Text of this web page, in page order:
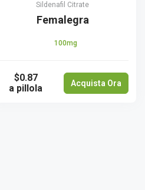
Sildenafil Citrate
Femalegra
100mg
$0.87
a pillola
Acquista Ora